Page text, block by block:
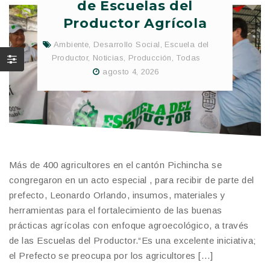
de Escuelas del
Productor Agrícola
Ambiente, Desarrollo Social , Escuela del
Productor, Noticias, Producción , Todas
agosto 4, 2026
Más de 400 agricultores en el cantón Pichincha se
congregaron en un acto especial , para recibir de parte del
prefecto, Leonardo Orlando, insumos, materiales y
herramientas para el fortalecimiento de las buenas
prácticas agrícolas con enfoque agroecológico, a través
de las Escuelas del Productor.“Es una excelente iniciativa;
el Prefecto se preocupa por los agricultores […]